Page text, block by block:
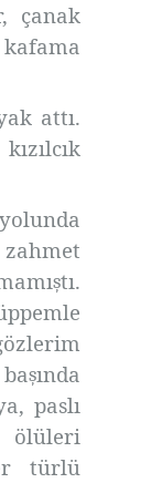
çanak
attı.
ştı.
şında
paslı
türlü